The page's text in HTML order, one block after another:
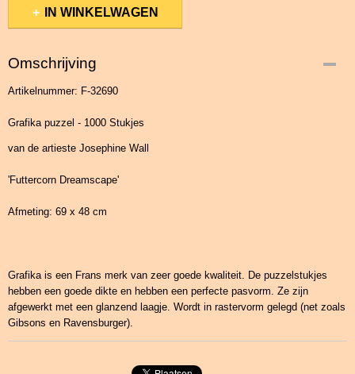
IN WINKELWAGEN
Omschrijving
Artikelnummer: F-32690
Grafika puzzel - 1000 Stukjes
van de artieste Josephine Wall
'Futtercorn Dreamscape'
Afmeting: 69 x 48 cm
Grafika is een Frans merk van zeer goede kwaliteit. De puzzelstukjes
hebben een goede dikte en hebben een perfecte pasvorm. Ze zijn
afgewerkt met een glanzend laagje. Wordt in rastervorm gelegd (net zoals
Gibsons en Ravensburger).